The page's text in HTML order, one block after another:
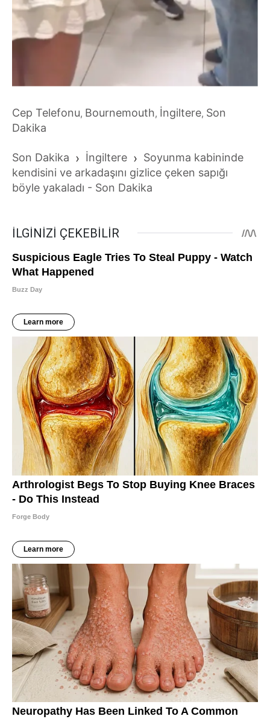
Cep Telefonu, Bournemouth, İngiltere, Son
Dakika
Son Dakika › İngiltere › Soyunma kabininde
kendisini ve arkadaşını gizlice çeken sapığı
böyle yakaladı - Son Dakika